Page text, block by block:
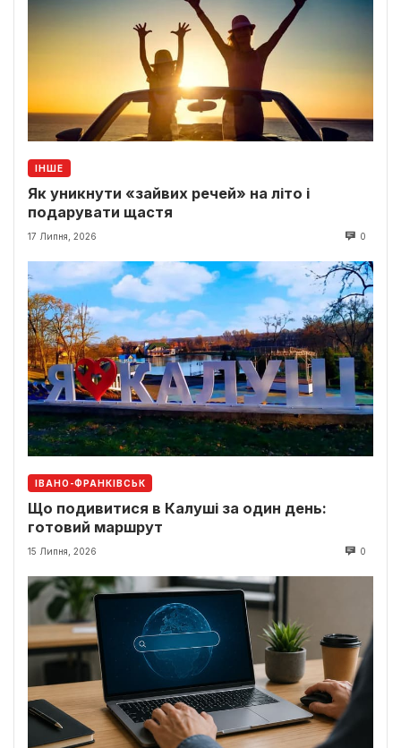
ІНШЕ
Як уникнути «зайвих речей» на літо і
подарувати щастя
17 Липня, 2026 0
ІВАНО-ФРАНКІВСЬК
Що подивитися в Калуші за один день:
готовий маршрут
15 Липня, 2026 0